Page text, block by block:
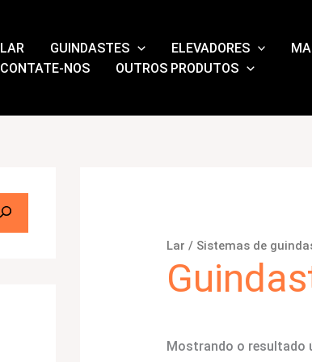
LAR GUINDASTES ELEVADORES
CONTATE-NOS
OUTROS PRODUTOS
Lar / Sistemas de
Mostrando o resultado